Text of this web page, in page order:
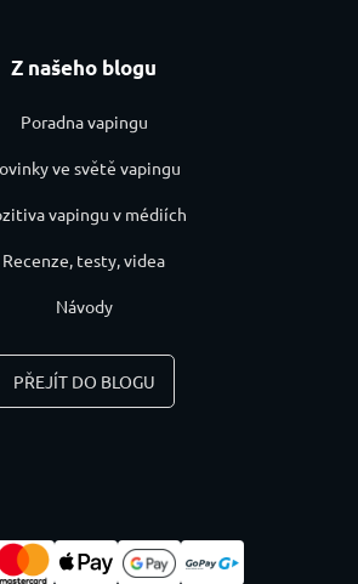
Z našeho blogu
Poradna vapingu
ve světě vapingu
vapingu v médiích
Recenze, testy, videa
Návody
PŘEJÍT DO BLOGU